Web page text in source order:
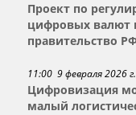
Проект по
цифровых валют
правительство
11:00 9 февраля 2026 г.
Цифровизация
малый